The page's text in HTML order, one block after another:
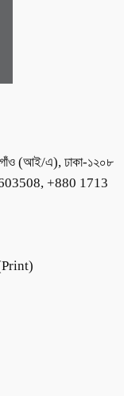
(আই/এ), ঢাকা-১২০৮
+880 1713